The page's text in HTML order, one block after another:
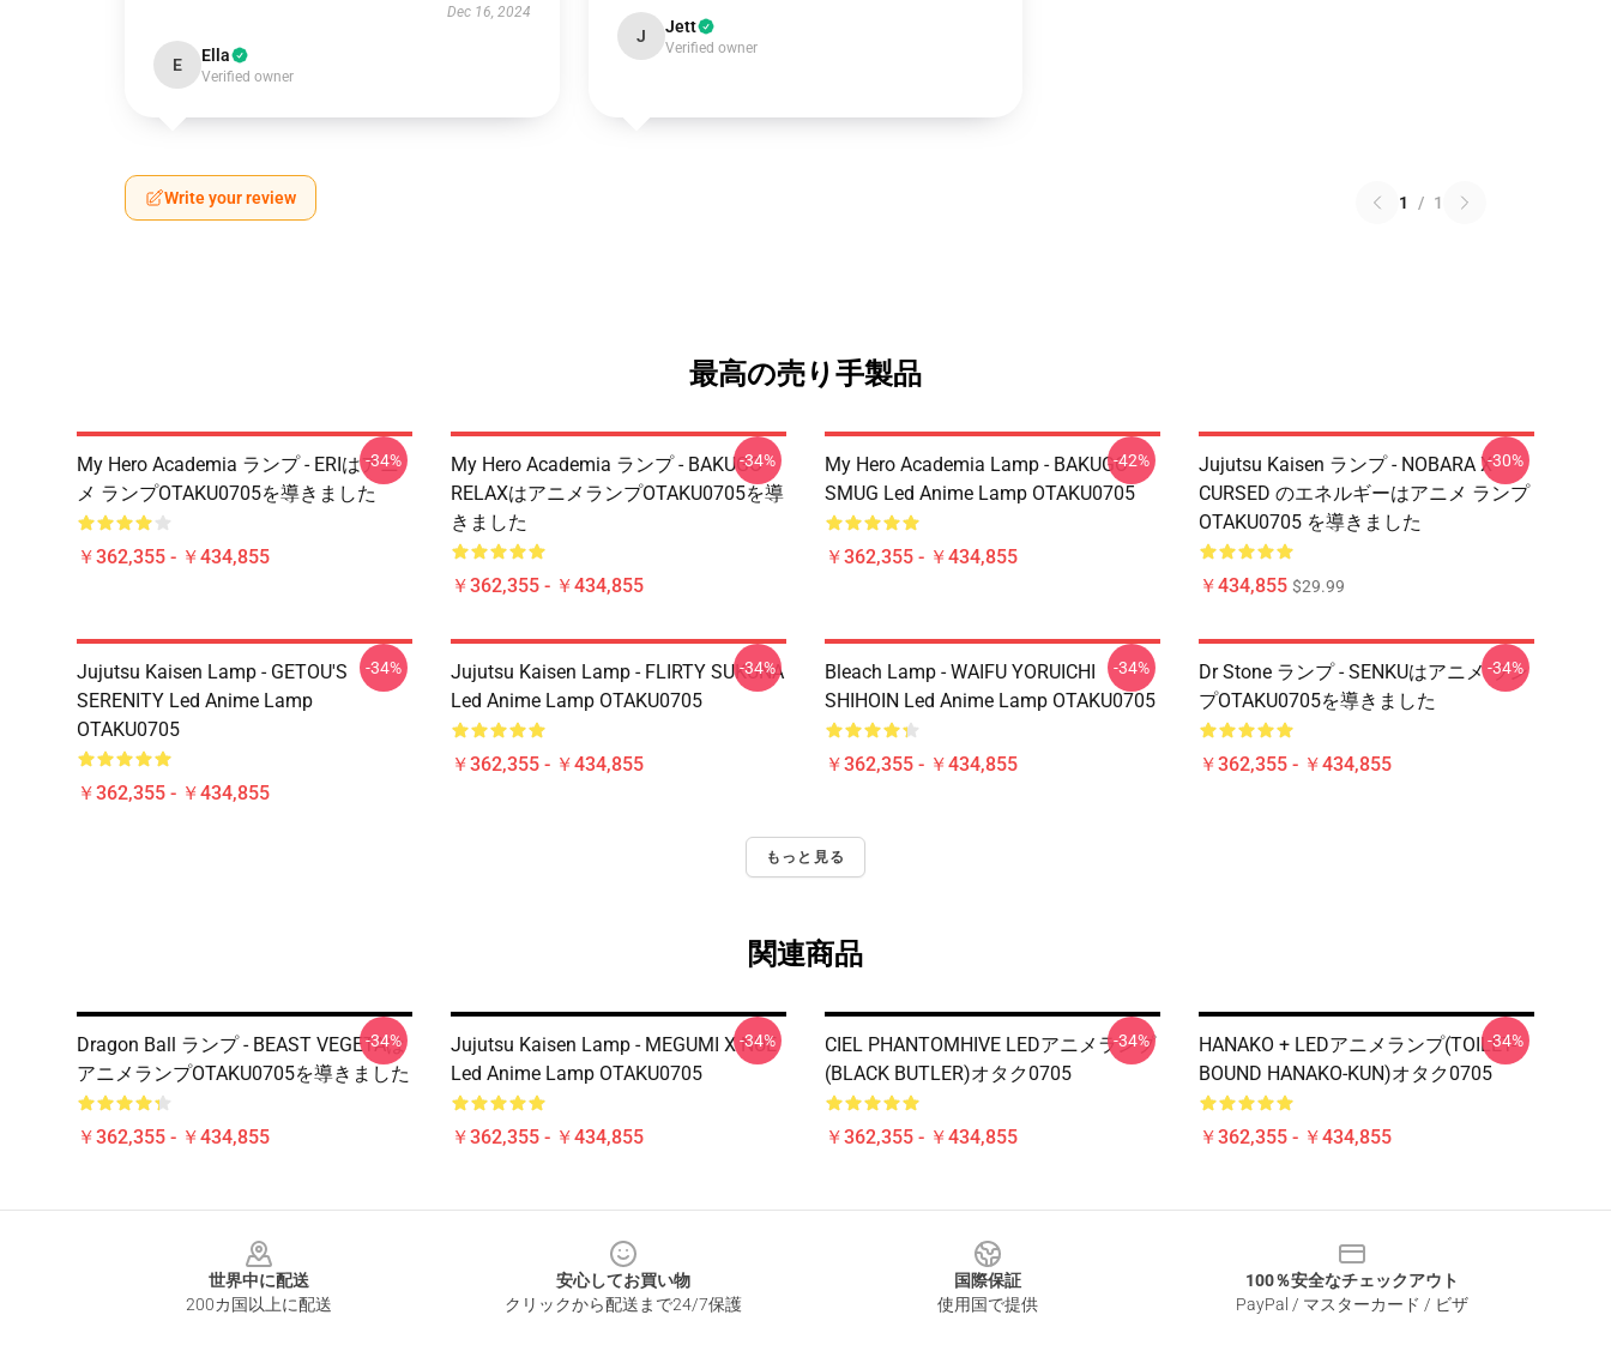
Dec 16, 2024
E Ella
Verified owner
J Jett
Verified owner
Write your review 1 / 1
最高の売り手製品
My Hero Academia ランプ - ERIはアニ
メ ランプOTAKU0705を導きました
￥362,355 - ￥434,855
-34%
My Hero Academia ランプ - BAKUGO
RELAXはアニメランプOTAKU0705を導
きました
￥362,355 - ￥434,855
-34%
My Hero Academia Lamp - BAKUGO
SMUG Led Anime Lamp OTAKU0705
￥362,355 - ￥434,855
-42%
Jujutsu Kaisen ランプ - NOBARA X
CURSED のエネルギーはアニメ ランプ
OTAKU0705 を導きました
￥434,855 $29.99
-30%
Jujutsu Kaisen Lamp - GETOU'S
SERENITY Led Anime Lamp
OTAKU0705
￥362,355 - ￥434,855
-34%
Jujutsu Kaisen Lamp - FLIRTY SUKUNA
Led Anime Lamp OTAKU0705
￥362,355 - ￥434,855
-34%
Bleach Lamp - WAIFU YORUICHI
SHIHOIN Led Anime Lamp OTAKU0705
￥362,355 - ￥434,855
-34%
Dr Stone ランプ - SENKUはアニメ ラン
プOTAKU0705を導きました
￥362,355 - ￥434,855
-34%
もっと見る
関連商品
Dragon Ball ランプ - BEAST VEGETAは
アニメランプOTAKU0705を導きました
￥362,355 - ￥434,855
-34%
Jujutsu Kaisen Lamp - MEGUMI X NUE
Led Anime Lamp OTAKU0705
￥362,355 - ￥434,855
-34%
CIEL PHANTOMHIVE LEDアニメランプ
(BLACK BUTLER)オタク0705
￥362,355 - ￥434,855
-34%
HANAKO + LEDアニメランプ(TOILET-
BOUND HANAKO-KUN)オタク0705
￥362,355 - ￥434,855
-34%
世界中に配送
200カ国以上に配送
安心してお買い物
クリックから配送まで24/7保護
国際保証
使用国で提供
100％安全なチェックアウト
PayPal / マスターカード / ビザ